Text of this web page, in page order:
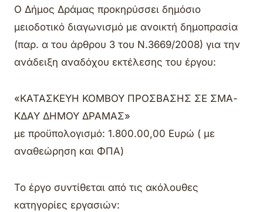
Ο Δήμος Δράμας προκηρύσσει δημόσιο
μειοδοτικό διαγωνισμό με ανοικτή δημοπρασία
(παρ. α του άρθρου 3 του Ν.3669/2008) για την
ανάδειξη αναδόχου εκτέλεσης του έργου:
«ΚΑΤΑΣΚΕΥΗ ΚΟΜΒΟΥ ΠΡΟΣΒΑΣΗΣ ΣΕ ΣΜΑ-
ΚΔΑΥ ΔΗΜΟΥ ΔΡΑΜΑΣ»
με προϋπολογισμό: 1.800.00,00 Ευρώ ( με
αναθεώρηση και ΦΠΑ)
Το έργο συντίθεται από τις ακόλουθες
κατηγορίες εργασιών: